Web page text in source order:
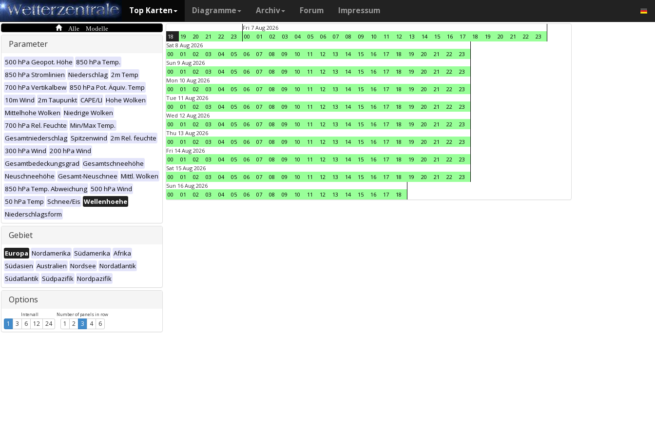
Top Karten Diagramme Archiv Forum Impressum
Alle Modelle
Parameter
500 hPa Geopot. Höhe 850 hPa Temp.
850 hPa Stromlinien Niederschlag 2m Temp
700 hPa Vertikalbew 850 hPa Pot. Äquiv. Temp
10m Wind 2m Taupunkt CAPE/LI Hohe Wolken
Mittelhohe Wolken Niedrige Wolken
700 hPa Rel. Feuchte Min/Max Temp.
Gesamtniederschlag Spitzenwind 2m Rel. feuchte
300 hPa Wind 200 hPa Wind
Gesamtbedeckungsgrad Gesamtschneehöhe
Neuschneehöhe Gesamt-Neuschnee Mittl. Wolken
850 hPa Temp. Abweichung 500 hPa Wind
50 hPa Temp Schnee/Eis Wellenhoehe
Niederschlagsform
Gebiet
Europa Nordamerika Südamerika Afrika
Südasien Australien Nordsee Nordatlantik
Südatlantik Südpazifik Nordpazifik
Options
Intervall
1 3 6 12 24
Number of panels in row
1 2 3 4 6
18 19 20 21 22 23
Fri 7 Aug 2026
00
01 02 03 04 05 06 07 08 09 10 11 12 13 14 15 16 17 18 19 20 21 22
23
Sat 8 Aug 2026
00
01 02 03 04 05 06 07 08 09 10 11 12 13 14 15 16 17 18 19 20 21 22
23
Sun 9 Aug 2026
00
01 02 03 04 05 06 07 08 09 10 11 12 13 14 15 16 17 18 19 20 21 22
23
Mon 10 Aug 2026
00
01 02 03 04 05 06 07 08 09 10 11 12 13 14 15 16 17 18 19 20 21 22
23
Tue 11 Aug 2026
00
01 02 03 04 05 06 07 08 09 10 11 12 13 14 15 16 17 18 19 20 21 22
23
Wed 12 Aug 2026
00
01 02 03 04 05 06 07 08 09 10 11 12 13 14 15 16 17 18 19 20 21 22
23
Thu 13 Aug 2026
00
01 02 03 04 05 06 07 08 09 10 11 12 13 14 15 16 17 18 19 20 21 22
23
Fri 14 Aug 2026
00
01 02 03 04 05 06 07 08 09 10 11 12 13 14 15 16 17 18 19 20 21 22
23
Sat 15 Aug 2026
00
01 02 03 04 05 06 07 08 09 10 11 12 13 14 15 16 17 18 19 20 21 22
23
Sun 16 Aug 2026
00
01 02 03 04 05 06 07 08 09 10 11 12 13 14 15 16 17 18